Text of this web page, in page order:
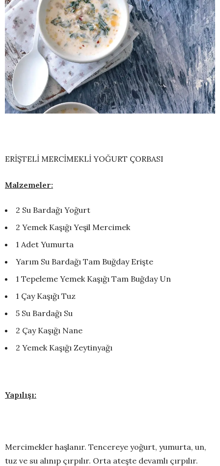
ERİŞTELİ MERCİMEKLİ YOĞURT ÇORBASI
Malzemeler:
2 Su Bardağı Yoğurt
2 Yemek Kaşığı Yeşil Mercimek
1 Adet Yumurta
Yarım Su Bardağı Tam Buğday Erişte
1 Tepeleme Yemek Kaşığı Tam Buğday Un
1 Çay Kaşığı Tuz
5 Su Bardağı Su
2 Çay Kaşığı Nane
2 Yemek Kaşığı Zeytinyağı
Yapılışı:
Mercimekler haşlanır. Tencereye yoğurt, yumurta, un,
tuz ve su alınıp çırpılır. Orta ateşte devamlı çırpılır.